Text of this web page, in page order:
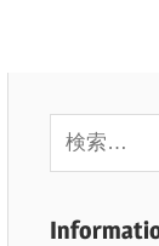
検
索: